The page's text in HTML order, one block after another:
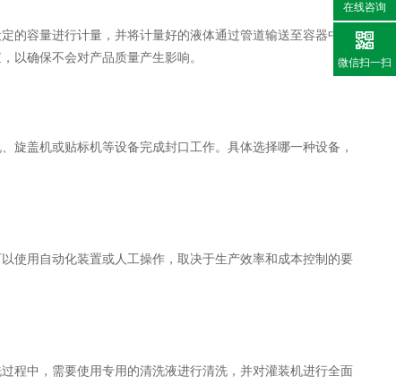
容量进行计量，并将计量好的液体通过管道输送至容器中。
以确保不会对产品质量产生影响。
盖机或贴标机等设备完成封口工作。具体选择哪一种设备，
用自动化装置或人工操作，取决于生产效率和成本控制的要
中，需要使用专用的清洗液进行清洗，并对灌装机进行全面
在线咨询
微信扫一扫